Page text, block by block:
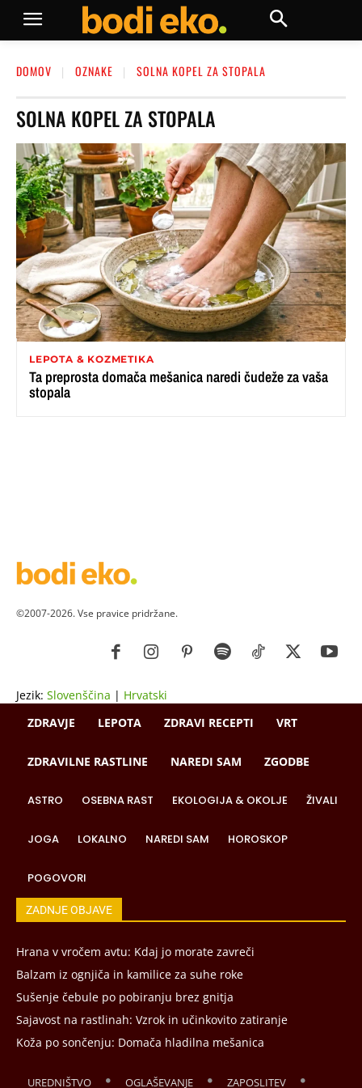
DOMOV OZNAKE SOLNA KOPEL ZA STOPALA
SOLNA KOPEL ZA STOPALA
LEPOTA & KOZMETIKA
Ta preprosta domača mešanica naredi čudeže za vaša
stopala
©2007-2026. Vse pravice pridržane.
Jezik: Slovenščina | Hrvatski
ZDRAVJE
LEPOTA ZDRAVI RECEPTI VRT
ZDRAVILNE RASTLINE NAREDI SAM ZGODBE
ASTRO OSEBNA RAST EKOLOGIJA & OKOLJE ŽIVALI
JOGA LOKALNO NAREDI SAM HOROSKOP
POGOVORI
ZADNJE OBJAVE
Hrana v vročem avtu: Kdaj jo morate zavreči
Balzam iz ognjiča in kamilice za suhe roke
Sušenje čebule po pobiranju brez gnitja
Sajavost na rastlinah: Vzrok in učinkovito zatiranje
Koža po sončenju: Domača hladilna mešanica
UREDNIŠTVO OGLAŠEVANJE ZAPOSLITEV